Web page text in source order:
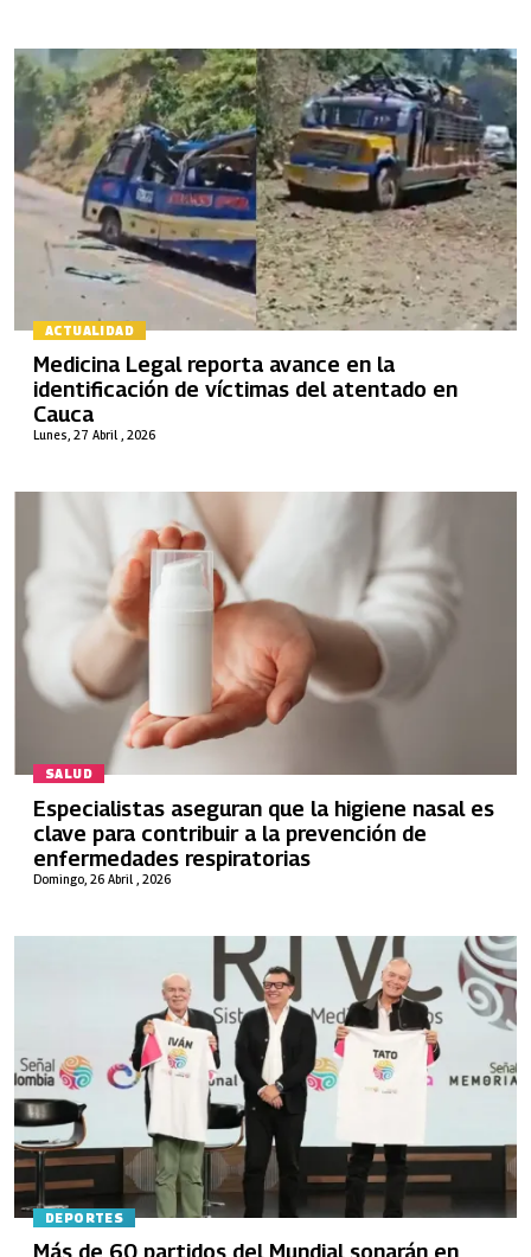
ACTUALIDAD
Lunes, 27 Abril , 2026
Medicina Legal reporta avance en la
identificación de víctimas del atentado en
Cauca
SALUD
Domingo, 26 Abril , 2026
Especialistas aseguran que la higiene nasal es
clave para contribuir a la prevención de
enfermedades respiratorias
DEPORTES
Más de 60 partidos del Mundial sonarán en